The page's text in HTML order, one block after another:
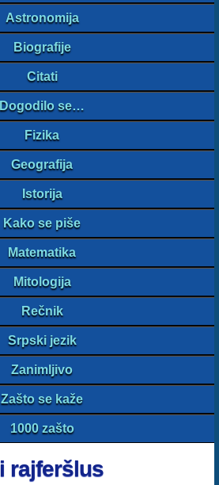
Astronomija
Biografije
Citati
Dogodilo se…
Fizika
Geografija
Istorija
Kako se piše
Matematika
Mitologija
Rečnik
Srpski jezik
Zanimljivo
Zašto se kaže
1000 zašto
rajferšlus